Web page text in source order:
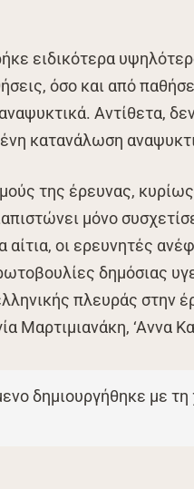
ειδικότερα
όσο και από
Αντίθετα,
κατανάλωση
της έρευνας,
μόνο
αίτια, οι ερευνητές
δημόσιας
πλευράς στην
Μαρτιμιανάκη, ‘Αννα
δημιουργήθηκε με